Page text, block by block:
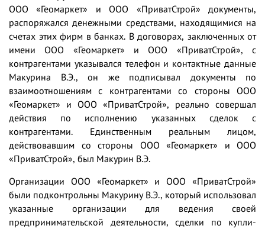
ООО «Геомаркет» и ООО «ПриватСтрой» документы,
распоряжался денежными средствами, находящимися на
счетах этих фирм в банках. В договорах, заключенных от
имени ООО «Геомаркет» и ООО «ПриватСтрой», с
контрагентами указывался телефон и контактные данные
Макурина В.Э., он же подписывал документы по
взаимоотношениям с контрагентами со стороны ООО
«Геомаркет» и ООО «ПриватСтрой», реально совершал
действия по исполнению указанных сделок с
контрагентами. Единственным реальным лицом,
действовавшим со стороны ООО «Геомаркет» и ООО
«ПриватСтрой», был Макурин В.Э.
Организации ООО «Геомаркет» и ООО «ПриватСтрой»
были подконтрольны Макурину В.Э., который использовал
указанные организации для ведения своей
предпринимательской деятельности, сделки по купли-